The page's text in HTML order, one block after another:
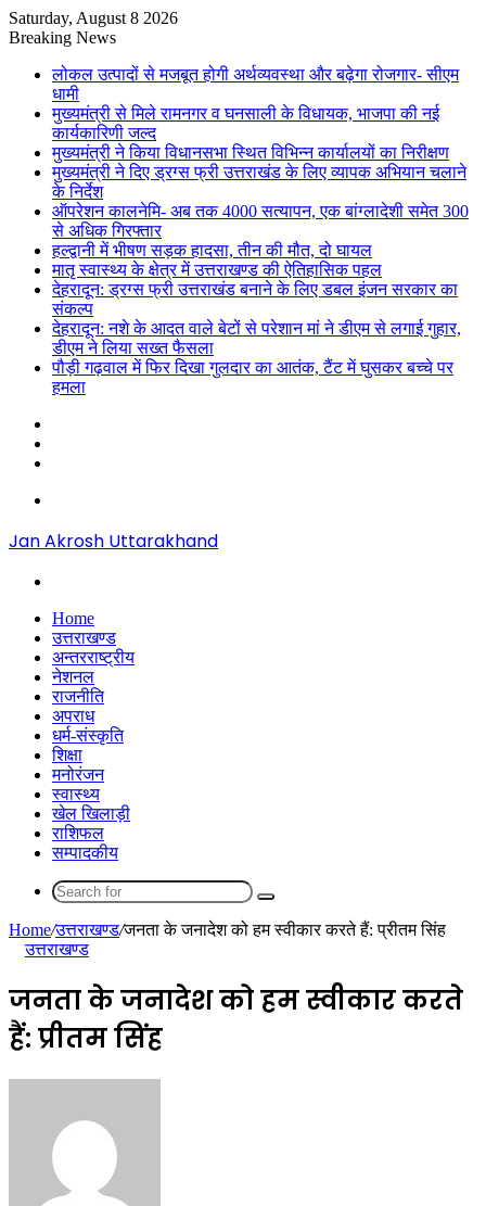
Saturday, August 8 2026
Breaking News
लोकल उत्पादों से मजबूत होगी अर्थव्यवस्था और बढ़ेगा रोजगार- सीएम
धामी
मुख्यमंत्री से मिले रामनगर व घनसाली के विधायक, भाजपा की नई
कार्यकारिणी जल्द
मुख्यमंत्री ने किया विधानसभा स्थित विभिन्न कार्यालयों का निरीक्षण
मुख्यमंत्री ने दिए ड्रग्स फ्री उत्तराखंड के लिए व्यापक अभियान चलाने
के निर्देश
ऑपरेशन कालनेमि- अब तक 4000 सत्यापन, एक बांग्लादेशी समेत 300
से अधिक गिरफ्तार
हल्द्वानी में भीषण सड़क हादसा, तीन की मौत, दो घायल
मातृ स्वास्थ्य के क्षेत्र में उत्तराखण्ड की ऐतिहासिक पहल
देहरादून: ड्रग्स फ्री उत्तराखंड बनाने के लिए डबल इंजन सरकार का
संकल्प
देहरादून: नशे के आदत वाले बेटों से परेशान मां ने डीएम से लगाई गुहार,
डीएम ने लिया सख्त फैसला
पौड़ी गढ़वाल में फिर दिखा गुलदार का आतंक, टैंट में घुसकर बच्चे पर
हमला
Jan Akrosh Uttarakhand
Home
उत्तराखण्ड
अन्तरराष्ट्रीय
नेशनल
राजनीति
अपराध
धर्म-संस्कृति
शिक्षा
मनोरंजन
स्वास्थ्य
खेल खिलाड़ी
राशिफल
सम्पादकीय
Search
Home/उत्तराखण्ड/जनता के जनादेश को हम स्वीकार करते हैं: प्रीतम सिंह
उत्तराखण्ड
जनता के जनादेश को हम स्वीकार करते
हैं: प्रीतम सिंह